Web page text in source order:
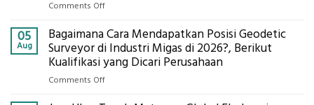
untuk
Akurat
di
2026,
ini
Estimasi
Comments Offon
Pemetaan
Drone
LiDAR
Mataram,
05
Aug
Bagaimana Cara Mendapatkan Posisi Geodetic
Surveyor di Industri Migas di 2026?, Berikut
Kualifikasi yang Dicari Perusahaan
Comments Offon